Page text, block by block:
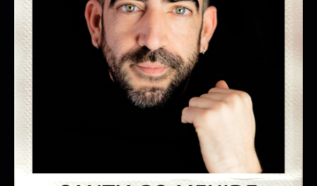
ISTO NON É UN ACTO POLÍTICO
(2º SEMANA)
10/10/2026 20:00:00
11/10/2026 20:00:00
+ INFO / + ENTRADAS